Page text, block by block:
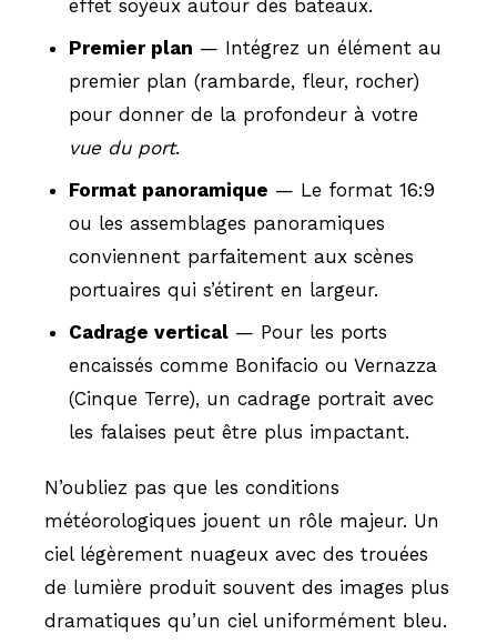
effet soyeux autour des bateaux.
Premier plan — Intégrez un élément au
premier plan (rambarde, fleur, rocher)
pour donner de la profondeur à votre
vue du port.
Format panoramique — Le format 16:9
ou les assemblages panoramiques
conviennent parfaitement aux scènes
portuaires qui s’étirent en largeur.
Cadrage vertical — Pour les ports
encaissés comme Bonifacio ou Vernazza
(Cinque Terre), un cadrage portrait avec
les falaises peut être plus impactant.
N’oubliez pas que les conditions
météorologiques jouent un rôle majeur. Un
ciel légèrement nuageux avec des trouées
de lumière produit souvent des images plus
dramatiques qu’un ciel uniformément bleu.